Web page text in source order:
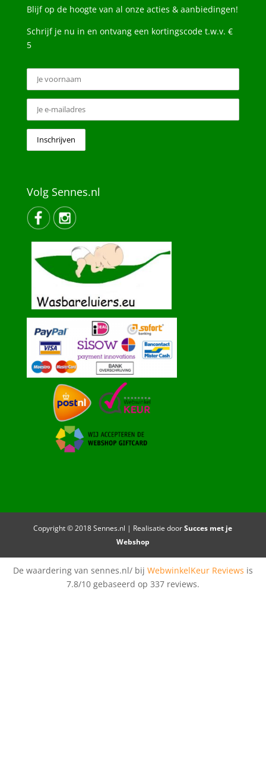
Blijf op de hoogte van al onze acties & aanbiedingen!
Schrijf je nu in en ontvang een kortingscode t.w.v. €
5
Volg Sennes.nl
Copyright © 2018 Sennes.nl | Realisatie doorSucces met je
Webshop
De waardering van sennes.nl/ bij WebwinkelKeur Reviews is
7.8/10 gebaseerd op 337 reviews.